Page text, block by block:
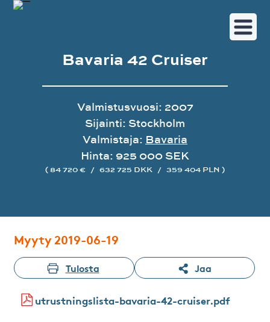
Bavaria 42 Cruiser
Valmistusvuosi: 2007
Sijainti: Stockholm
Valmistaja: Bavaria
Hinta: 925 000 SEK
( 84 720 € / 632 725 DKK / 359 404 PLN )
Myyty 2019-06-19
Tulosta Jaa
utrustningslista-bavaria-42-cruiser.pdf